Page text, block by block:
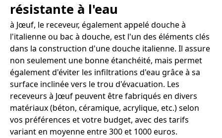
résistante à l'eau
à Jœuf, le receveur, également appelé douche à
l'italienne ou bac à douche, est l'un des éléments clés
dans la construction d'une douche italienne. Il assure
non seulement une bonne étanchéité, mais permet
également d'éviter les infiltrations d'eau grâce à sa
surface inclinée vers le trou d'évacuation. Les
receveurs à Jœuf peuvent être fabriqués en divers
matériaux (béton, céramique, acrylique, etc.) selon
vos préférences et votre budget, avec des tarifs
variant en moyenne entre 300 et 1000 euros.